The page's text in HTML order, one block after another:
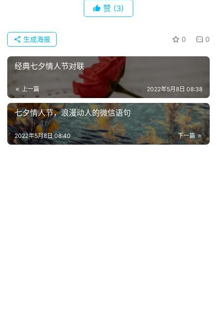
词
古
今
诗
词
常
用
贺
登录 注册
赞 (3)
0 0
生成海报
经典七夕情人节对联
上一篇 2022年5月8日 08:38
七夕情人节，浪漫动人的微信语句
下一篇
2022年5月8日 08:40